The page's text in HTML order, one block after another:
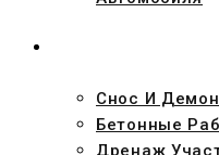
Снос И
Бетонные
Дренаж